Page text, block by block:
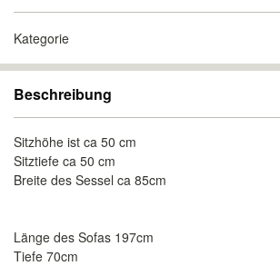
Kategorie
Beschreibung
Sitzhöhe ist ca 50 cm
Sitztiefe ca 50 cm
Breite des Sessel ca 85cm
Länge des Sofas 197cm
Tiefe 70cm